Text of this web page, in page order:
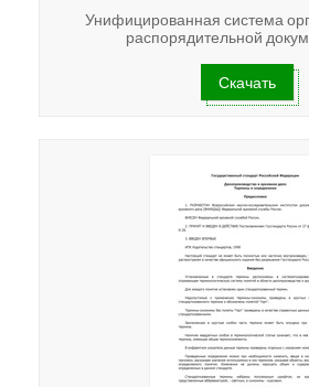
Унифицированная система
распорядительной
Скачать